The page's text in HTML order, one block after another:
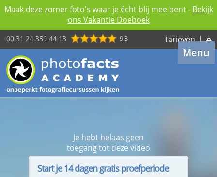
Maak deze zomer foto's waar je écht blij mee bent - Bekijk
ons Vakantie Doeboek
00 31 24 359 44 13 9,3 tarieven |
Menu
Je hebt helaas geen
toegang tot deze video
Start je 14 dagen gratis proefperiode